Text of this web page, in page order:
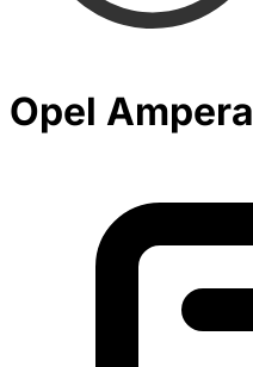
Opel Ampera